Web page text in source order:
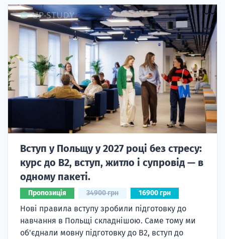
Вступ у Польщу у 2027 році без стресу:
курс до B2, вступ, житло і супровід — в
одному пакеті.
Пропозиція 34900 грн 16900 грн
Нові правила вступу зробили підготовку до
навчання в Польщі складнішою. Саме тому ми
об'єднали мовну підготовку до В2, вступ до